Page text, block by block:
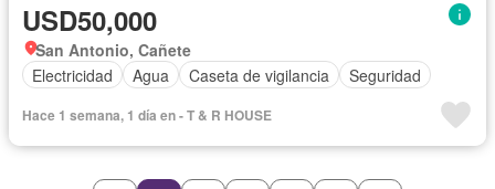
USD50,000
San Antonio, Cañete
Electricidad
Agua Caseta de vigilancia Seguridad
Hace 1 semana, 1 día en - T & R HOUSE